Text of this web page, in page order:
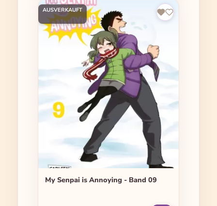
AUSVERKAUFT
My Senpai is Annoying - Band 09